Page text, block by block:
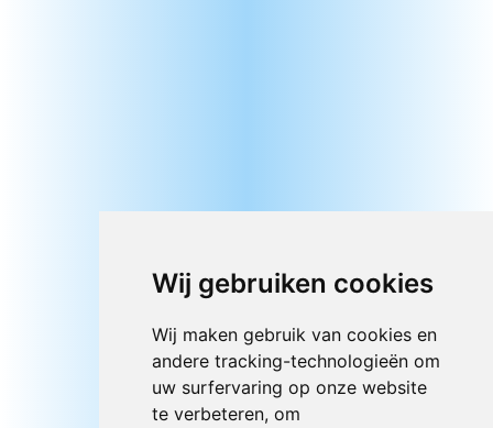
Wij gebruiken cookies
Wij maken gebruik van cookies en
andere tracking-technologieën om
uw surfervaring op onze website
te verbeteren, om